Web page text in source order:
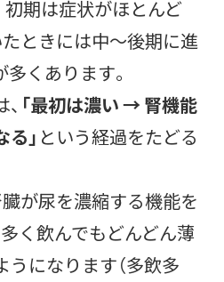
初期は症状がほとんど
ときには中〜後期に進
くあります。
「最初は濃い → 腎機能
」 という経過をたどる
が尿を濃縮する機能を
く飲んでもどんどん薄
になります（多飲多